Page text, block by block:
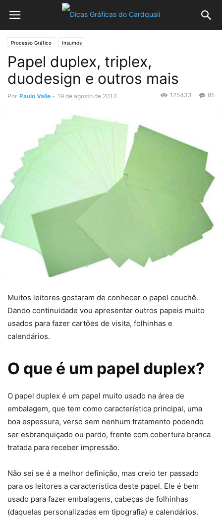
Processo Gráfico Insumos
Papel duplex, triplex,
duodesign e outros mais
Por Paulo Valle - 19 de agosto de 2013 85
125433
Muitos leitores gostaram de conhecer o papel couchê.
Dando continuidade vou apresentar outros papeis muito
usados para fazer cartões de visita, folhinhas e
calendários.
O que é um papel duplex?
O papel duplex é um papel muito usado na área de
embalagem, que tem como característica principal, uma
boa espessura, verso sem nenhum tratamento podendo
ser esbranquiçado ou pardo, frente com cobertura branca
tratada para receber impressão.
Não sei se é a melhor definição, mas creio ter passado
para os leitores a característica deste papel. Ele é bem
usado para fazer embalagens, cabeças de folhinhas
(daquelas personalizadas em tipografia) e calendários.